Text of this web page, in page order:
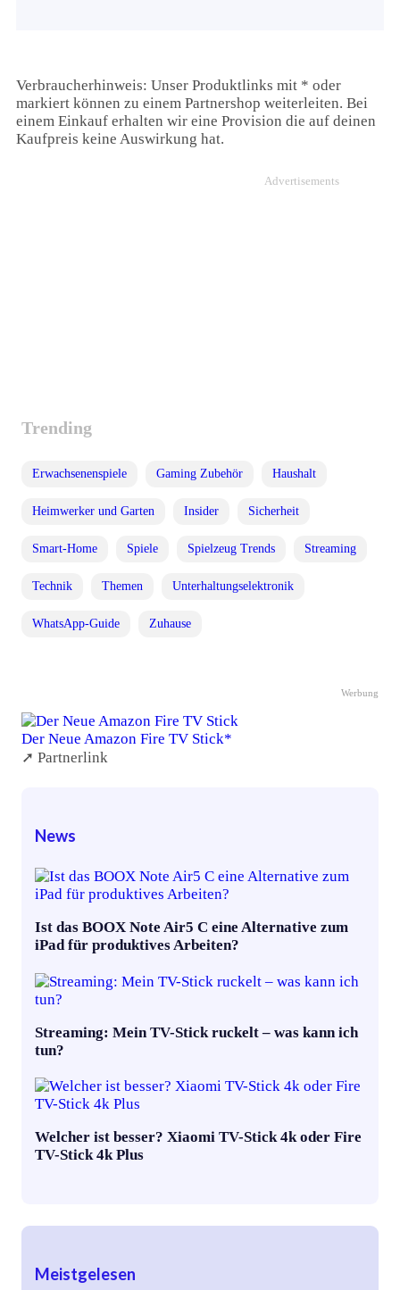
Verbraucherhinweis: Unser Produktlinks mit * oder
markiert können zu einem Partnershop weiterleiten. Bei
einem Einkauf erhalten wir eine Provision die auf deinen
Kaufpreis keine Auswirkung hat.
Advertisements
Trending
Erwachsenenspiele Gaming Zubehör Haushalt
Heimwerker und Garten Insider Sicherheit
Smart-Home Spiele Spielzeug Trends Streaming
Technik Themen Unterhaltungselektronik
WhatsApp-Guide Zuhause
Werbung
Der Neue Amazon Fire TV Stick*
➚ Partnerlink
News
Ist das BOOX Note Air5 C eine Alternative zum
iPad für produktives Arbeiten?
Streaming: Mein TV-Stick ruckelt – was kann ich
tun?
Welcher ist besser? Xiaomi TV-Stick 4k oder Fire
TV-Stick 4k Plus
Meistgelesen